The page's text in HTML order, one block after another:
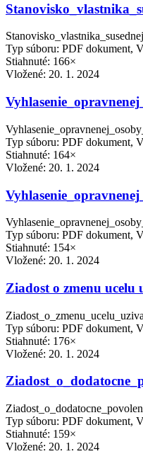
Typ súboru: PDF dokument,
Stiahnuté: 166×
Vložené: 20. 1. 2024
Typ súboru: PDF dokument,
Stiahnuté: 164×
Vložené: 20. 1. 2024
Typ súboru: PDF dokument,
Stiahnuté: 154×
Vložené: 20. 1. 2024
Ziadost o zmenu ucelu
Typ súboru: PDF dokument,
Stiahnuté: 176×
Vložené: 20. 1. 2024
Typ súboru: PDF dokument,
Stiahnuté: 159×
Vložené: 20. 1. 2024